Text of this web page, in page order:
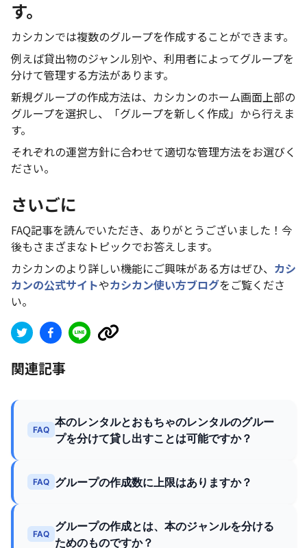
す。
カシカンでは複数のグループを作成することができます。
例えば貸出物のジャンル別や、利用者によってグループを
分けて管理する方法があります。
新規グループの作成方法は、カシカンのホーム画面上部の
グループを選択し、「グループを新しく作成」から行えま
す。
それぞれの運営方針に合わせて適切な管理方法をお選びく
ださい。
さいごに
FAQ記事を読んでいただき、ありがとうございました！今
後もさまざまなトピックでお答えします。
カシカンのより詳しい機能にご興味がある方はぜひ、 カシ
カンの公式サイトやカシカン使い方ブログをご覧くださ
い。
関連記事
FAQ
本のレンタルとおもちゃのレンタルのグルー
プを分けて貸し出すことは可能ですか？
FAQ グループの作成数に上限はありますか？
FAQ
グループの作成とは、本のジャンルを分ける
ためのものですか？